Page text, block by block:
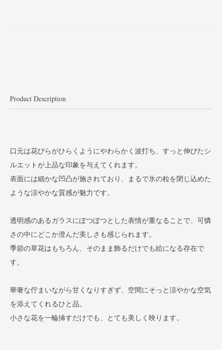
Product Description
口元は花びらがひらくようにやわらかく波打ち、すっと伸びたシ
ルエットが上品な印象を与えてくれます。
表面には細かな凹凸が施されており、まるで氷の粒を閉じ込めた
ような涼やかな質感が魅力です。
透明感のあるガラスにぽつぽつとした表情が重なることで、可憐
さの中にどこか澄んだ美しさも感じられます。
季節の草花はもちろん、そのまま飾るだけでも絵になる存在で
す。
華奢な佇まいながら甘くなりすぎず、空間にそっと涼やかな空気
を添えてくれるひと品。
小さな花を一輪挿すだけでも、とても美しく映ります。